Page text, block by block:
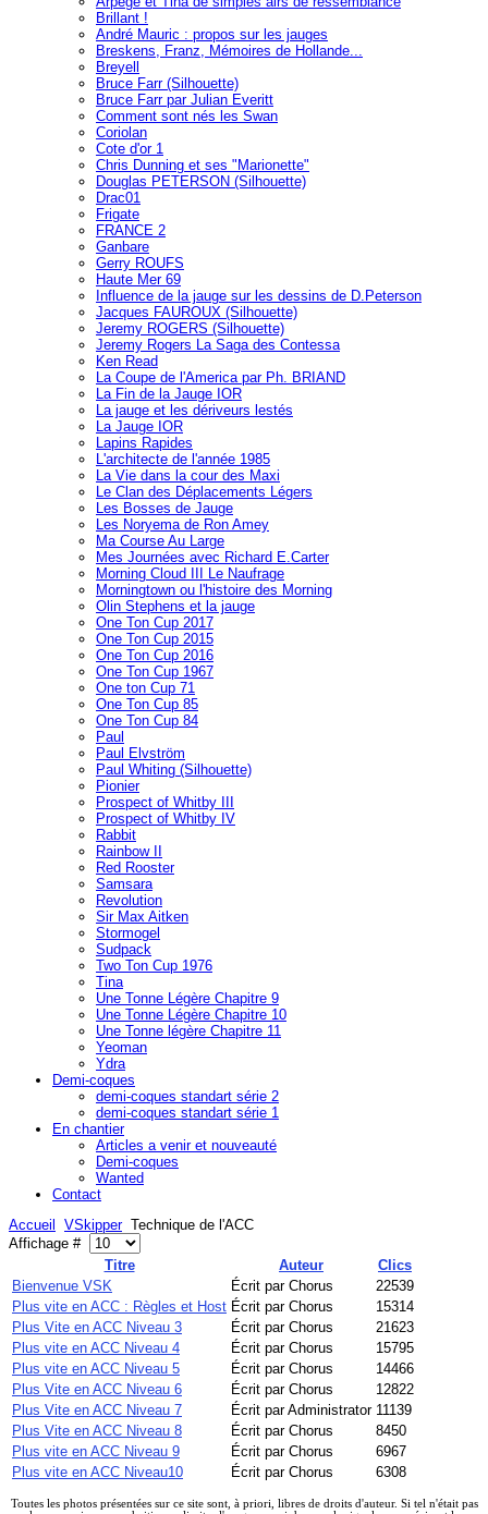
Brillant !
André Mauric : propos sur les jauges
Breskens, Franz, Mémoires de Hollande...
Breyell
Bruce Farr (Silhouette)
Bruce Farr par Julian Everitt
Comment sont nés les Swan
Coriolan
Cote d'or 1
Chris Dunning et ses "Marionette"
Douglas PETERSON (Silhouette)
Drac01
Frigate
FRANCE 2
Ganbare
Gerry ROUFS
Haute Mer 69
Influence de la jauge sur les dessins de D.Peterson
Jacques FAUROUX (Silhouette)
Jeremy ROGERS (Silhouette)
Jeremy Rogers La Saga des Contessa
Ken Read
La Coupe de l'America par Ph. BRIAND
La Fin de la Jauge IOR
La jauge et les dériveurs lestés
La Jauge IOR
Lapins Rapides
L'architecte de l'année 1985
La Vie dans la cour des Maxi
Le Clan des Déplacements Légers
Les Bosses de Jauge
Les Noryema de Ron Amey
Ma Course Au Large
Mes Journées avec Richard E.Carter
Morning Cloud III Le Naufrage
Morningtown ou l'histoire des Morning
Olin Stephens et la jauge
One Ton Cup 2017
One Ton Cup 2015
One Ton Cup 2016
One Ton Cup 1967
One ton Cup 71
One Ton Cup 85
One Ton Cup 84
Paul
Paul Elvström
Paul Whiting (Silhouette)
Pionier
Prospect of Whitby III
Prospect of Whitby IV
Rabbit
Rainbow II
Red Rooster
Samsara
Revolution
Sir Max Aitken
Stormogel
Sudpack
Two Ton Cup 1976
Tina
Une Tonne Légère Chapitre 9
Une Tonne Légère Chapitre 10
Une Tonne légère Chapitre 11
Yeoman
Ydra
Demi-coques
demi-coques standart série 2
demi-coques standart série 1
En chantier
Articles a venir et nouveauté
Demi-coques
Wanted
Contact
Accueil
VSkipper Technique de l'ACC
Affichage #
Titre
Auteur
Clics
Bienvenue VSK
Écrit par Chorus
22539
Plus vite en ACC : Règles et Host Écrit par Chorus
15314
Plus Vite en ACC Niveau 3
Écrit par Chorus
21623
Plus vite en ACC Niveau 4
Écrit par Chorus
15795
Plus vite en ACC Niveau 5
Écrit par Chorus
14466
Plus Vite en ACC Niveau 6
Écrit par Chorus
12822
Plus Vite en ACC Niveau 7
Écrit par Administrator 11139
Plus Vite en ACC Niveau 8
Écrit par Chorus
8450
Plus vite en ACC Niveau 9
Écrit par Chorus
6967
Plus vite en ACC Niveau10
Écrit par Chorus 6308
Toutes les photos présentées sur ce site sont, à priori, libres de droits d'auteur. Si tel n'était pas